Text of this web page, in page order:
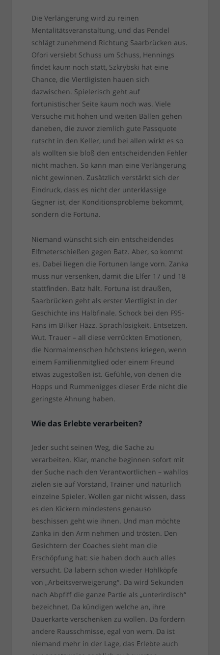
Die Verlängerung wird zu reinen
Mentalitätsveranstaltung, und das Pendel
schlägt zunehmend Richtung Saarbrücken aus.
Ofori versiebt Schuss um Schuss, Hennings
findet kaum noch statt, Szkrybski hat eine
Chance, die Viertligisten hauen sich
dazwischen. Spielerisch geht auf
fortunistischer Seite kaum noch was. Viele
Versuche mit hohen und weiten Bällen gehen
daneben, die zuvor ziemlich gute Passquote
rutscht in den Keller, und bei allen wirkt es so
als wollten sie bloß den entscheidenden Fehler
nicht machen. So kann man eine Verlängerung
nicht gewinnen. Zusätzlich verstärkt sich der
Eindruck, dass es nicht der unterklassige
Gegner ist, der Konditionsprobleme bekommt,
sondern die Fortuna.
Niemand wünscht sich ein entscheidendes
Elfmeterschießen gegen Batz. Aber, so kommt
es. Dabei liegen die Fortunen lange vorn. Zanka
muss nur versenken, damit die Elfer 17 und 18
stattfinden. Batz hält. Fortuna ist draußen,
Saarbrücken geht als erster Viertligist in der
Geschichte ins Halbfinale. Schock bei den F95-
Fans im Bilker Häzz. Sprachlosigkeit. Entsetzen.
Wut. Trauer – all diese verrückten Emotionen,
die Normalmenschen höchstens kriegen, wenn
einem Familienmitglied oder einem Freund
etwas zugestoßen ist. Gefühle, von denen die
Hopps und Rummenigges dieser Erde nicht die
geringste Ahnung haben.
Wie das Erlebte verarbeiten?
Jeder sucht seinen Weg, die Sache zu
verarbeiten. Klar, manche beginnen sofort mit
der Suche nach den Verantwortlichen – wahllos
zielen sie auf Vorstand, Trainer und natürlich
einzelne Spieler. Wollen gar nicht wissen, dass
es den Kickern mindestens genauso
beschissen geht wie ihnen. Und man möchte
Zanka in den Arm nehmen und trösten. Den
Gesichtern der Coaches sieht man die
Erschöpfung hat: sie haben doch auch alles
versucht. Da labern schon wieder Hohlköpfe
von „Arbeitsverweigerung“. Da wird Sekunden
nach Abpfiff die ganze Partie als „unterirdisch“
bezeichnet. Da kündigen welche an, ihre
Dauerkarte verschenken zu wollen. Da fordern
andere Rausschmisse, egal von wem. Da ist
niemand mehr in der Lage, das Erlebte auch